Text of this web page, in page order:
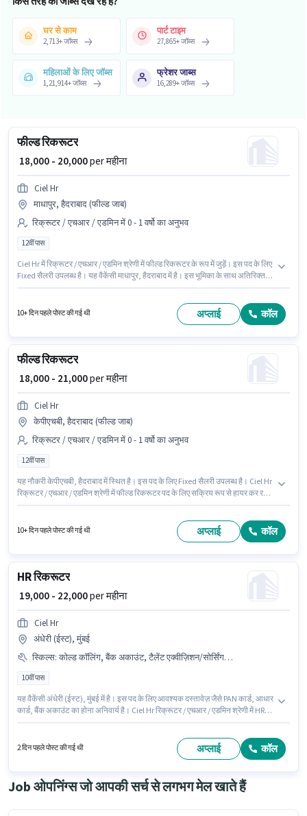
घर से काम
2,713+जॉब्स
पार्ट टाइम
27,865+जॉब्स
महिलाओं के लिए जॉब्स
1,21,914+जॉब्स
फ्रेशर जाब्स
16,289+जॉब्स
फील्ड रिकरूटर
₹ 18,000 - 20,000per महीना
Ciel Hr
माधापुर, हैदराबाद (फील्ड जाब)
रिक्रूटर / एचआर / एडमिन में 0 - 1 वर्षो का अनुभव
12वीं पास
Ciel Hr में रिक्रूटर / एचआर / एडमिन श्रेणी में फील्ड रिकरूटर के रूप में जुड़ें। इस पद के लिए
Fixed सैलरी उपलब्ध है। यह वैकेंसी माधापुर, हैदराबाद में है। इस भूमिका के साथ अतिरिक्त
तक कमा सकते हैं।
10+ दिन पहले पोस्ट की गई थी अप्लाई कॉल
फील्ड रिकरूटर
₹ 18,000 - 21,000per महीना
Ciel Hr
केपीएचबी, हैदराबाद (फील्ड जाब)
रिक्रूटर / एचआर / एडमिन में 0 - 1 वर्षो का अनुभव
12वीं पास
यह नौकरी केपीएचबी, हैदराबाद में स्थित है। इस पद के लिए Fixed सैलरी उपलब्ध है। Ciel Hr
रिक्रूटर / एचआर / एडमिन श्रेणी में फील्ड रिकरूटर पद के लिए सक्रिय रूप से हायर कर रहा
या सर्टिफिकेट होना चाहिए।
10+ दिन पहले पोस्ट की गई थी अप्लाई कॉल
HR रिकरूटर
₹ 19,000 - 22,000per महीना
Ciel Hr
अंधेरी (ईस्ट), मुंबई
स्किल्स: कोल्ड कॉलिंग, बैंक अकाउंट, टैलेंट एक्वीज़िशन/सोर्सिंग, PAN कार्ड, आधार कार्ड
10वीं पास
यह वैकेंसी अंधेरी (ईस्ट), मुंबई में है। इस पद के लिए आवश्यक दस्तावेज़ जैसे PAN कार्ड, आधार
कार्ड, बैंक अकाउंट का होना अनिवार्य है। Ciel Hr रिक्रूटर / एचआर / एडमिन श्रेणी में HR
कम 10वीं पास डिग्री या सर्टिफिकेट होना चाहिए। इस पद के लिए Fixed सैलरी उपलब्ध है।
2 दिन पहले पोस्ट की गई थी अप्लाई कॉल
Job ओपनिंग्स जो आपकी सर्च से लगभग मेल खाते हैं